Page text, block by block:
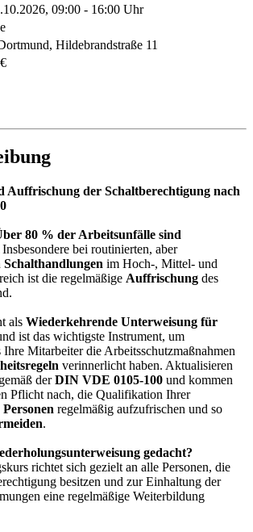
09:00 - 16:00 Uhr
Hildebrandstraße 11
Auffrischung der Schaltberechtigung nach
80 % der Arbeitsunfälle sind
Insbesondere bei routinierten, aber
Schalthandlungen im Hoch-, Mittel- und
ist die regelmäßige Auffrischung des
als Wiederkehrende Unterweisung für
ist das wichtigste Instrument, um
Ihre Mitarbeiter die Arbeitsschutzmaßnahmen
verinnerlicht haben. Aktualisieren
derDIN VDE 0105-100 und kommen
Pflicht nach, die Qualifikation Ihrer
regelmäßig aufzufrischen und so
.
gedacht?
richtet sich gezielt an alle Personen, die
besitzen und zur Einhaltung der
eine regelmäßige Weiterbildung